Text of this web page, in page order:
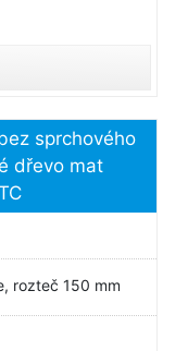
sprchového
dřevo mat
rozteč 150 mm